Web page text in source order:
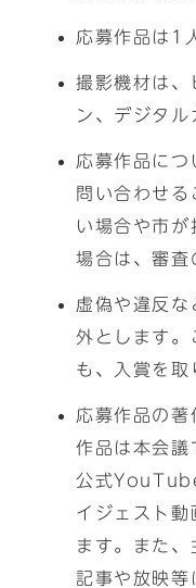
応募作品は1
撮影機材は、
ン、デジタル
応募作品につ
問い合わせる
い場合や市が
場合は、審査
虚偽や違反な
外とします。
も、入賞を取
応募作品の著
作品は本会議
公式
イジェスト動
ます。また
記事や放映等